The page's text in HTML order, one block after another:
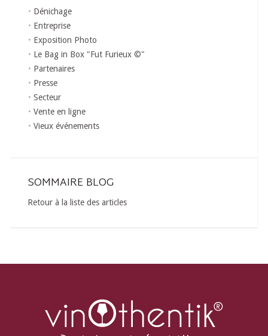
Dénichage
Entreprise
Exposition Photo
Le Bag in Box "Fut Furieux ©"
Partenaires
Presse
Secteur
Vente en ligne
Vieux événements
SOMMAIRE BLOG
Retour à la liste des articles